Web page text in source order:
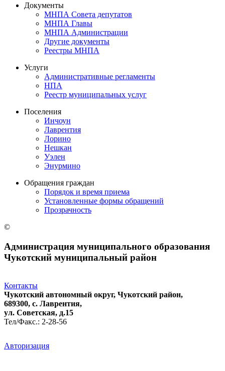
Документы
МНПА Совета депутатов
МНПА Главы
МНПА Администрации
Другие документы
Реестры МНПА
Услуги
Административные регламенты
НПА
Реестр муниципальных услуг
Поселения
Инчоун
Лаврентия
Лорино
Нешкан
Уэлен
Энурмино
Обращения граждан
Порядок и время приема
Установленные формы обращений
Прозрачность
©
Администрация муниципального образования
Чукотский муниципальный район
Контакты
Чукотский автономный округ, Чукотский район,
689300, с. Лаврентия,
ул. Советская, д.15
Тел/Факс.: 2-28-56
Авторизация